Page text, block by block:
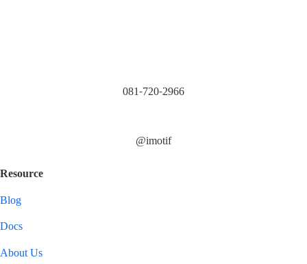
081-720-2966
@imotif
Resource
Blog
Docs
About Us